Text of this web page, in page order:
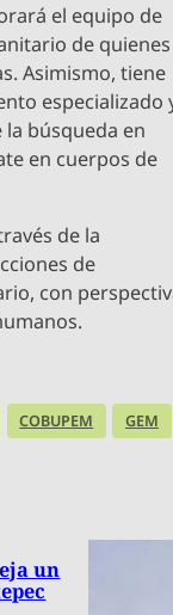
el equipo de
de quienes
Asimismo, tiene
especializado
búsqueda en
en cuerpos de
de la
de
con
COBUPEM GEM
un